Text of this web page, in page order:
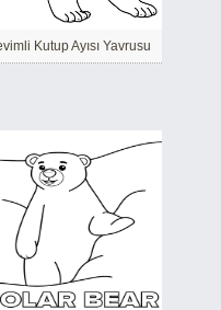
Kutup Ayısı Yavrusu